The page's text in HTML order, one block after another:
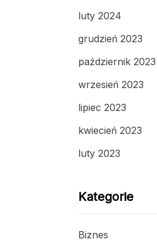
luty 2024
grudzień 2023
październik 2023
wrzesień 2023
lipiec 2023
kwiecień 2023
luty 2023
Kategorie
Biznes